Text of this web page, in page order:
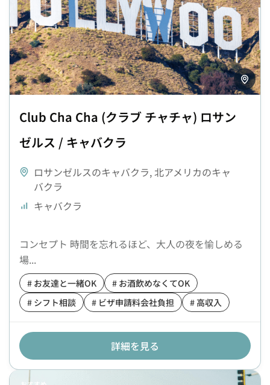
Club Cha Cha (クラブ チャチャ) ロサン
ゼルス / キャバクラ
ロサンゼルスのキャバクラ,北アメリカのキャ
バクラ
キャバクラ
コンセプト 時間を忘れるほど、大人の夜を愉しめる
場...
# お友達と一緒OK
# お酒飲めなくてOK
# シフト相談
# ビザ申請料会社負担 # 高収入
詳細を見る